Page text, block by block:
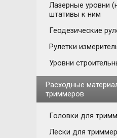
Лазерные уровни
штативы к ним
Геодезические
Рулетки
Уровни
Расходные
триммеров
Головки для
Лески для